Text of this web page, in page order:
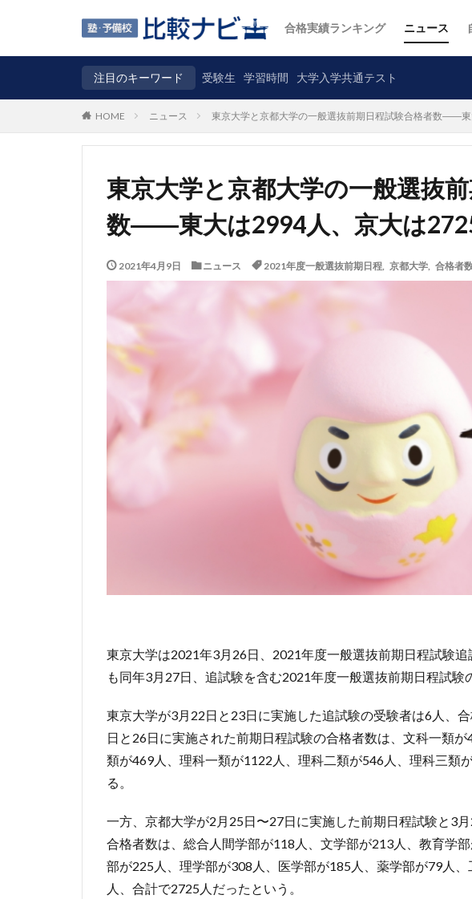
合格実績ランキング ニュース
注目のキーワード 受験生 学習時間 大学入学共通テスト
HOME ニュース 東京大学と京都大学の一般選抜前期日程試験合格者数――
東京大学と京都大学の一般選抜
数――東大は2994人、京大は
2021年4月9日 ニュース 2021年度一般選抜前期日程, 京都大学, 合格者
東京大学は2021年3月26日、2021年度一般選抜前期日程試験
も同年3月27日、追試験を含む2021年度一般選抜前期日程試験
東京大学が3月22日と23日に実施した追試験の受験者は6人、
日と26日に実施された前期日程試験の合格者数は、文科一類
類が469人、理科一類が1122人、理科二類が546人、理科三類
る。
一方、京都大学が2月25日〜27日に実施した前期日程試験と3
合格者数は、総合人間学部が118人、文学部が213人、教育学
部が225人、理学部が308人、医学部が185人、薬学部が79人
人、合計で2725人だったという。